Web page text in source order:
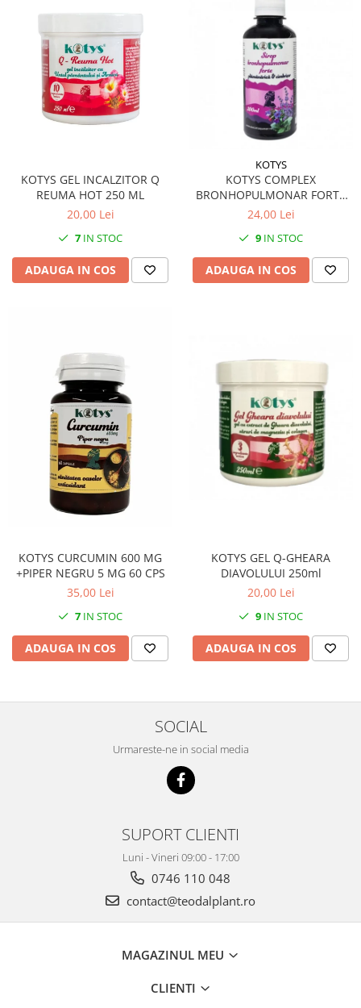
KOTYS GEL INCALZITOR Q
REUMA HOT 250 ML
20,00 Lei
7 IN STOC
ADAUGA IN COS
KOTYS
KOTYS COMPLEX
BRONHOPULMONAR FORTE
SIROP 200 ML
24,00 Lei
9 IN STOC
ADAUGA IN COS
KOTYS CURCUMIN 600 MG
+PIPER NEGRU 5 MG 60 CPS
35,00 Lei
7 IN STOC
ADAUGA IN COS
KOTYS GEL Q-GHEARA
DIAVOLULUI 250ml
20,00 Lei
9 IN STOC
ADAUGA IN COS
SOCIAL
Urmareste-ne in social media
SUPORT CLIENTI
Luni - Vineri 09:00 - 17:00
0746 110 048
contact@teodalplant.ro
MAGAZINUL MEU
CLIENTI